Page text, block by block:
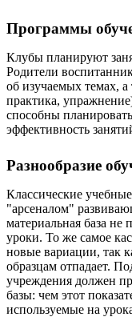
Программы
Клубы планируют
Родители
об изучаемых темах,
практика,
способны
эффективность
Разнообразие
Классические
"арсеналом"
материальная база не
уроки. То же самое
новые вариации, так
образцам отпадает.
учреждения должен
базы: чем этот
используемые на